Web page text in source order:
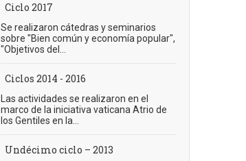
Ciclo 2017
Se realizaron cátedras y seminarios
sobre "Bien común y economía popular",
"Objetivos del...
Ciclos 2014 - 2016
Las actividades se realizaron en el
marco de la iniciativa vaticana Atrio de
los Gentiles en la...
Undécimo ciclo – 2013